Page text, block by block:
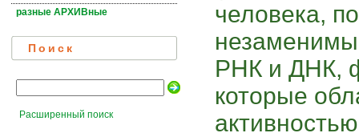
разные АРХИВные
Поиск
Расширенный поиск
человека,
РНК и ДНК,
которые